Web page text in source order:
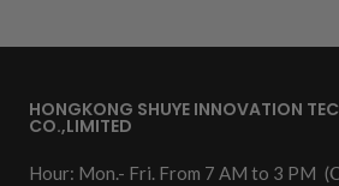
HONGKONG SHUYE INNOVATION
CO.,LIMITED
Hour: Mon.- Fri. From 7 AM to 3 PM